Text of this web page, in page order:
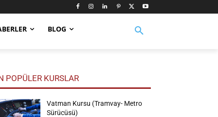
BLOG
POPÜLER KURSLAR
Vatman Kursu (Tramvay- Metro
Sürücüsü)